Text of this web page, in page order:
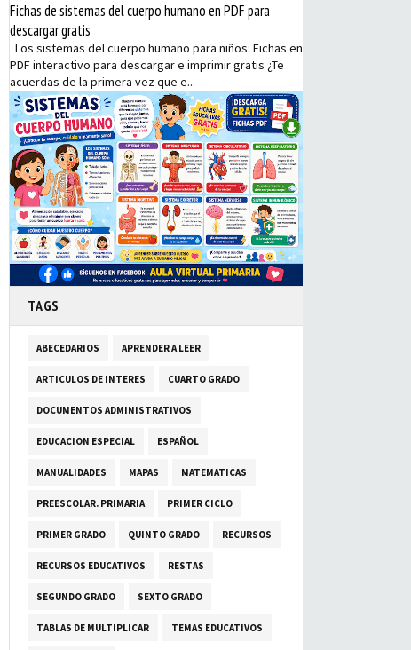
Fichas de sistemas del cuerpo humano en PDF para
descargar gratis
Los sistemas del cuerpo humano para niños: Fichas en
PDF interactivo para descargar e imprimir gratis ¿Te
acuerdas de la primera vez que e...
TAGS
ABECEDARIOS APRENDER A LEER
ARTICULOS DE INTERES CUARTO GRADO
DOCUMENTOS ADMINISTRATIVOS
EDUCACION ESPECIAL ESPAÑOL
MANUALIDADES MAPAS MATEMATICAS
PREESCOLAR. PRIMARIA PRIMER CICLO
PRIMER GRADO QUINTO GRADO RECURSOS
RECURSOS EDUCATIVOS RESTAS
SEGUNDO GRADO SEXTO GRADO
TABLAS DE MULTIPLICAR TEMAS EDUCATIVOS